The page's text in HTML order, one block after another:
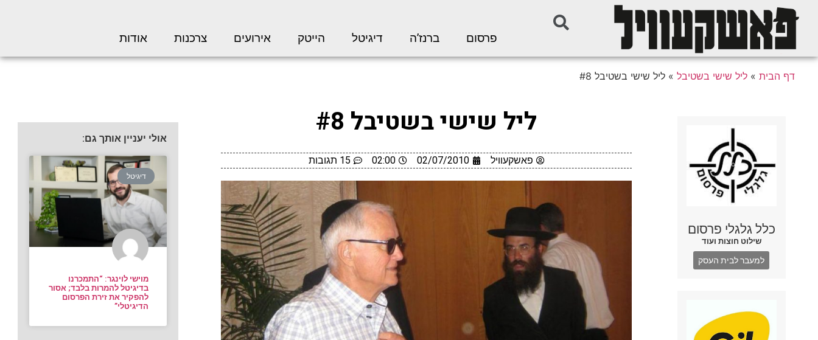
פרסום ברנז’ה דיגיטל הייטק אירועים צרכנות אודות
דף הבית »ליל שישי בשטיבל »ליל שישי בשטיבל #8
כלל גלגלי פרסום
שילוט חוצות ועוד
למעבר לבית העסק
ליל שישי בשטיבל #8
פאשקעוויל 02/07/2010
02:00 15 תגובות
אולי יעניין אותך גם:
דיגיטל
מוישי לוינגר: “התמכרנו
בדיגיטל להמרות בלבד; אסור
להפקיר את זירת הפרסום
הדיגיטלי”